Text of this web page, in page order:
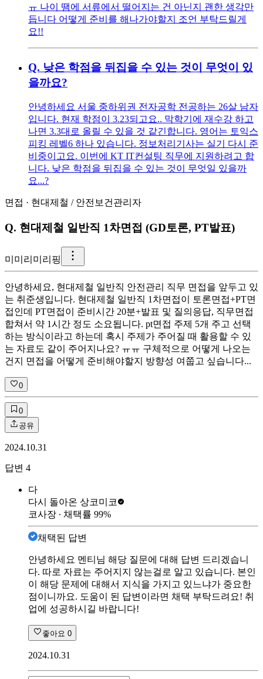
ㅠ 나이 땜에 서류에서 떨어지는 건 아닌지 괜한 생각만
듭니다 어떻게 준비를 해나가야할지 조언 부탁드릴게
요!!
Q. 낮은 학점을 뒤집을 수 있는 것이 무엇이 있
을까요?
안녕하세요 서울 중하위권 전자공학 전공하는 26살 남자
입니다. 현재 학점이 3.23되고요.. 막학기에 재수강 하고
나면 3.3대로 올릴 수 있을 것 같긴합니다. 영어는 토익스
피킹 레벨6 하나 있습니다. 정보처리기사는 실기 다시 준
비중이고요. 이번에 KT IT컨설팅 직무에 지원하려고 합
니다. 낮은 학점을 뒤집을 수 있는 것이 무엇일 있을까
요...?
면접 · 현대제철 / 안전보건관리자
Q. 현대제철 일반직 1차면접 (GD토론, PT발표)
미 미리미리핑
안녕하세요, 현대제철 일반직 안전관리 직무 면접을 앞두고 있
는 취준생입니다. 현대제철 일반직 1차면접이 토론면접+PT면
접인데 PT면접이 준비시간 20분+발표 및 질의응답, 직무면접
합쳐서 약 1시간 정도 소요됩니다. pt면접 주제 5개 주고 선택
하는 방식이라고 하는데 혹시 주제가 주어질 때 활용할 수 있
는 자료도 같이 주어지나요? ㅠㅠ 구체적으로 어떻게 나오는
건지 면접을 어떻게 준비해야할지 방향성 여쭙고 싶습니다...
0
0
공유
2024.10.31
답변 4
다
다시 돌아온 상코미코
코사장 ∙ 채택률 99%
채택된 답변
안녕하세요 멘티님 해당 질문에 대해 답변 드리겠습니
다. 따로 자료는 주어지지 않는걸로 알고 있습니다. 본인
이 해당 문제에 대해서 지식을 가지고 있느냐가 중요한
점이니까요. 도움이 된 답변이라면 채택 부탁드려요! 취
업에 성공하시길 바랍니다!
좋아요 0
2024.10.31